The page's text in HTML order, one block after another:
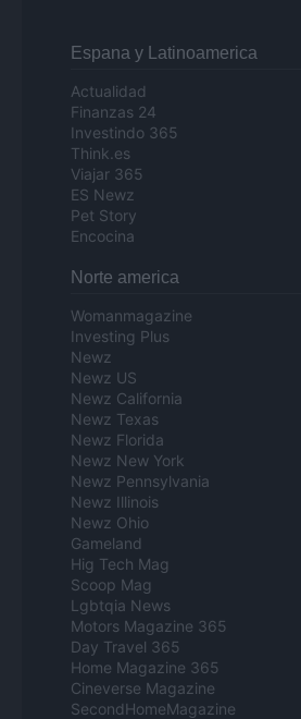
Espana y Latinoamerica
Actualidad
Finanzas 24
Investindo 365
Think.es
Viajar 365
ES Newz
Pet Story
Encocina
Norte america
Womanmagazine
Investing Plus
Newz
Newz US
Newz California
Newz Texas
Newz Florida
Newz New York
Newz Pennsylvania
Newz Illinois
Newz Ohio
Gameland
Hig Tech Mag
Scoop Mag
Lgbtqia News
Motors Magazine 365
Day Travel 365
Home Magazine 365
Cineverse Magazine
SecondHomeMagazine